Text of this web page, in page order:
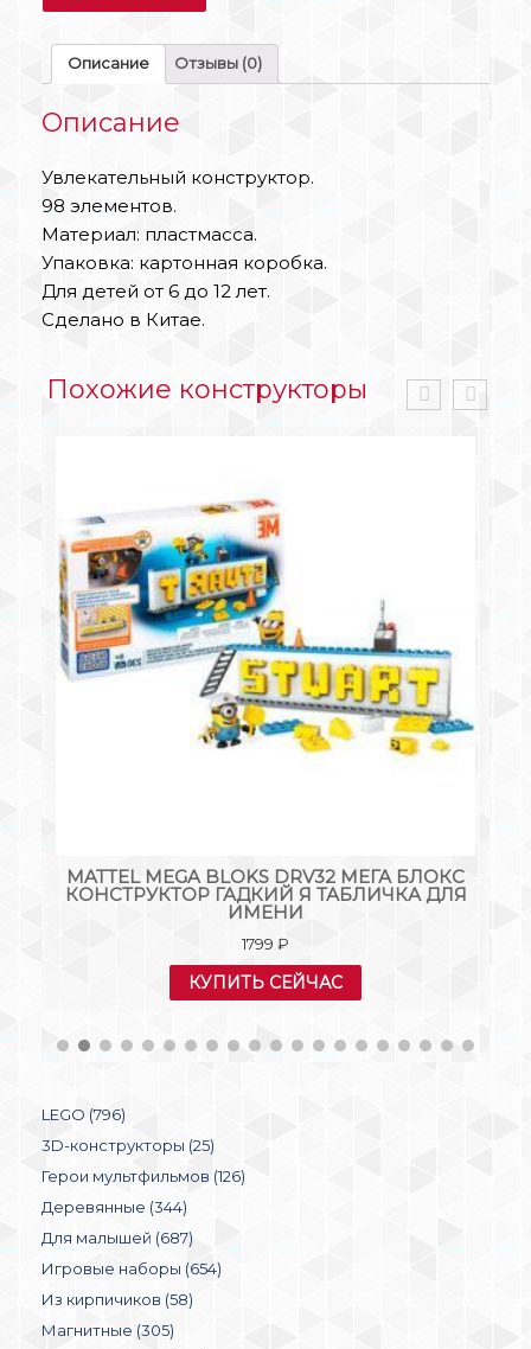
Описание Отзывы (0)
Описание
Увлекательный конструктор.
98 элементов.
Материал: пластмасса.
Упаковка: картонная коробка.
Для детей от 6 до 12 лет.
Сделано в Китае.
Похожие конструкторы
MATTEL MEGA BLOKS DRV32 МЕГА БЛОКС
КОНСТРУКТОР ГАДКИЙ Я ТАБЛИЧКА ДЛЯ
ИМЕНИ
1799 ₽
КУПИТЬ СЕЙЧАС
LEGO (796)
3D-конструкторы (25)
Герои мультфильмов (126)
Деревянные (344)
Для малышей (687)
Игровые наборы (654)
Из кирпичиков (58)
Магнитные (305)